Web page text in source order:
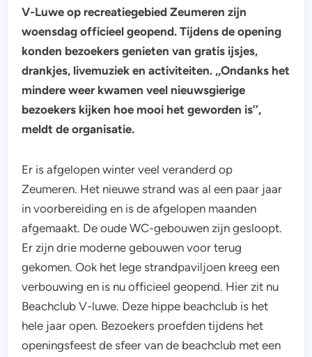
V-Luwe op recreatiegebied Zeumeren zijn
woensdag officieel geopend. Tijdens de opening
konden bezoekers genieten van gratis ijsjes,
drankjes, livemuziek en activiteiten. ,,Ondanks het
mindere weer kwamen veel nieuwsgierige
bezoekers kijken hoe mooi het geworden is’’,
meldt de organisatie.
Er is afgelopen winter veel veranderd op
Zeumeren. Het nieuwe strand was al een paar jaar
in voorbereiding en is de afgelopen maanden
afgemaakt. De oude WC-gebouwen zijn gesloopt.
Er zijn drie moderne gebouwen voor terug
gekomen. Ook het lege strandpaviljoen kreeg een
verbouwing en is nu officieel geopend. Hier zit nu
Beachclub V-luwe. Deze hippe beachclub is het
hele jaar open. Bezoekers proefden tijdens het
openingsfeest de sfeer van de beachclub met een